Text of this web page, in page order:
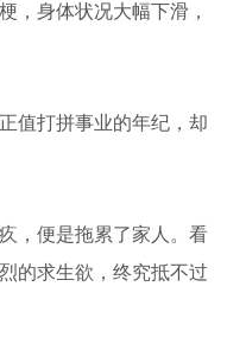
，身体状况大幅下滑，
值打拼事业的年纪，却
，便是拖累了家人。看
的求生欲，终究抵不过